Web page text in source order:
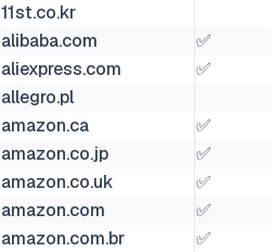
11st.co.kr
alibaba.com
✅
aliexpress.com
✅
allegro.pl
amazon.ca
✅
amazon.co.jp
✅
amazon.co.uk
✅
amazon.com
✅
amazon.com.br
✅